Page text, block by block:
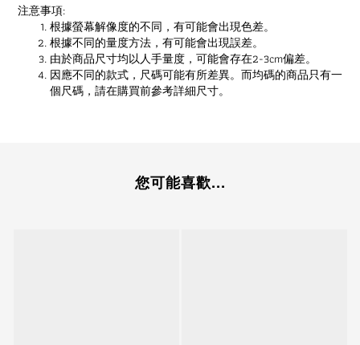
注意事項:
根據螢幕解像度的不同，有可能會出現色差。
根據不同的量度方法，有可能會出現誤差。
由於商品尺寸均以人手量度，可能會存在2-3cm偏差。
因應不同的款式，尺碼可能有所差異。而均碼的商品只有一
個尺碼，請在購買前參考詳細尺寸。
您可能喜歡...